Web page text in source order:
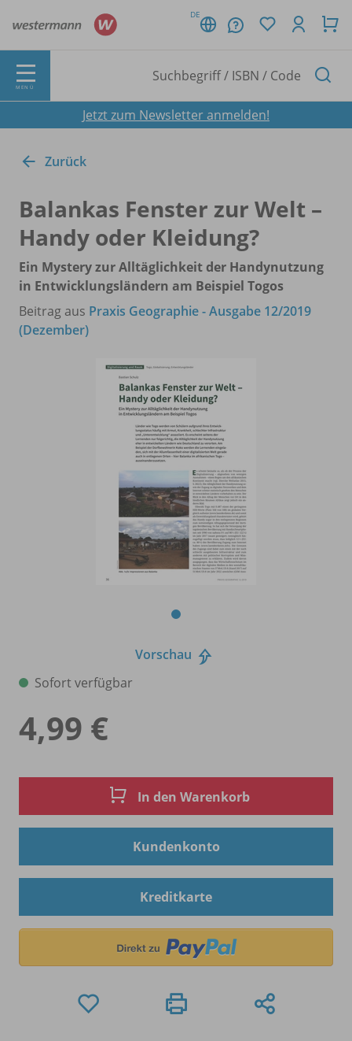
DE
MENÜ
Jetzt zum Newsletter anmelden!
Zurück
Balankas Fenster zur Welt –
Handy oder Kleidung?
Ein Mystery zur Alltäglichkeit der Handynutzung
in Entwicklungsländern am Beispiel Togos
Beitrag aus Praxis Geographie - Ausgabe 12/2019
(Dezember)
Vorschau
Sofort verfügbar
4,99 €
In den Warenkorb
Kundenkonto
Kreditkarte